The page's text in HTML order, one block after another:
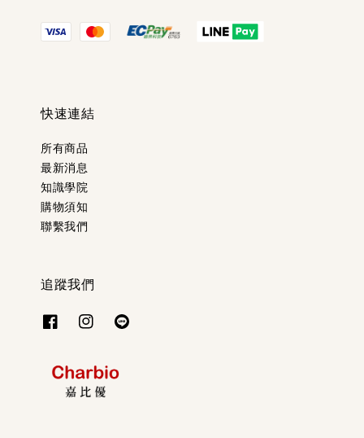
快速連結
所有商品
最新消息
知識學院
購物須知
聯繫我們
追蹤我們